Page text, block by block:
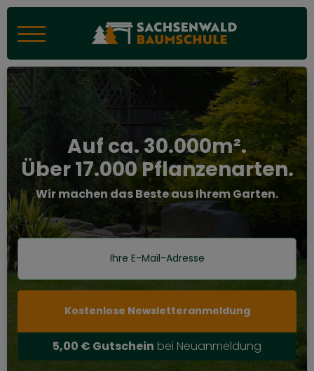
Auf ca. 30.000m².
Über 17.000 Pflanzenarten.
Wir machen das Beste aus Ihrem Garten.
Kostenlose Newsletteranmeldung
5,00 € Gutschein bei Neuanmeldung